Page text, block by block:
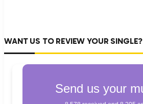
WANT US TO REVIEW YOUR SINGLE?